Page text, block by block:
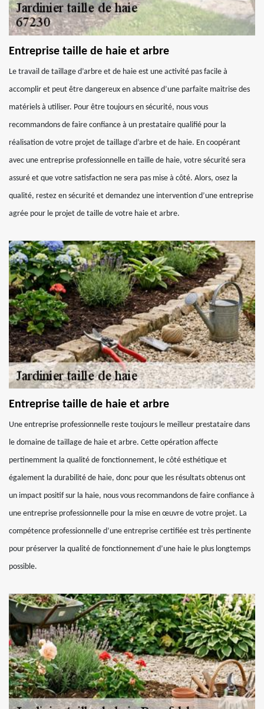
Entreprise taille de haie et arbre
Le travail de taillage d’arbre et de haie est une activité pas facile à
accomplir et peut être dangereux en absence d’une parfaite maitrise des
matériels à utiliser. Pour être toujours en sécurité, nous vous
recommandons de faire confiance à un prestataire qualifié pour la
réalisation de votre projet de taillage d’arbre et de haie. En coopérant
avec une entreprise professionnelle en taille de haie, votre sécurité sera
assuré et que votre satisfaction ne sera pas mise à côté. Alors, osez la
qualité, restez en sécurité et demandez une intervention d’une entreprise
agrée pour le projet de taille de votre haie et arbre.
Entreprise taille de haie et arbre
Une entreprise professionnelle reste toujours le meilleur prestataire dans
le domaine de taillage de haie et arbre. Cette opération affecte
pertinemment la qualité de fonctionnement, le côté esthétique et
également la durabilité de haie, donc pour que les résultats obtenus ont
un impact positif sur la haie, nous vous recommandons de faire confiance à
une entreprise professionnelle pour la mise en œuvre de votre projet. La
compétence professionnelle d’une entreprise certifiée est très pertinente
pour préserver la qualité de fonctionnement d’une haie le plus longtemps
possible.